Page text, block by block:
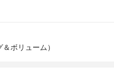
ボリューム）